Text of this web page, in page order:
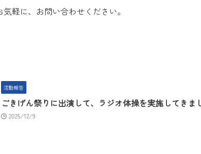
軽に、お問い合わせください。
活動報告
ごきげん祭りに出演して、ラジオ体操を実施してきま
2025/12/9